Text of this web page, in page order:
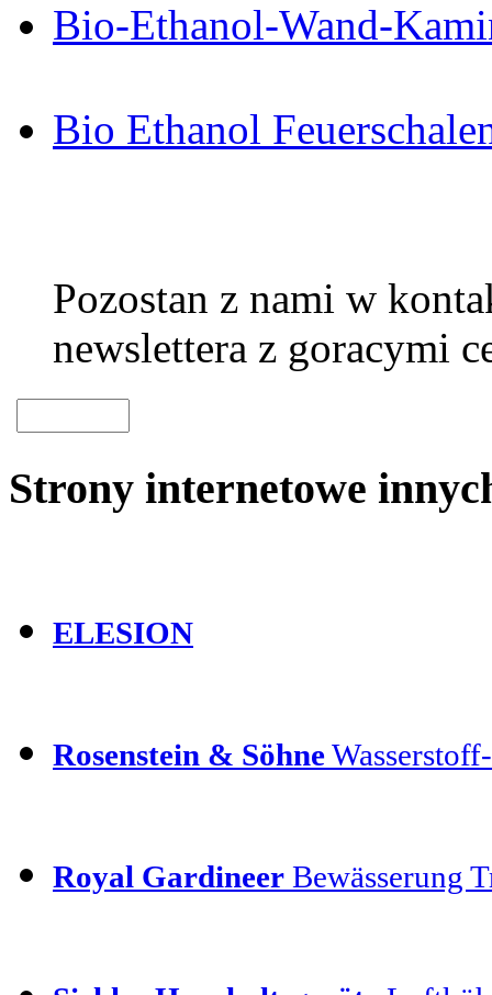
Bio-Ethanol-Wand-
Bio Ethanol
Pozostan z nami w
newslettera z goracymi
Strony internetowe
ELESION
Rosenstein & Söhne
Royal Gardineer Bewässerung